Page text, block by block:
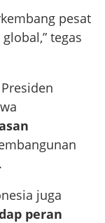
pesat
tegas
juga
peran